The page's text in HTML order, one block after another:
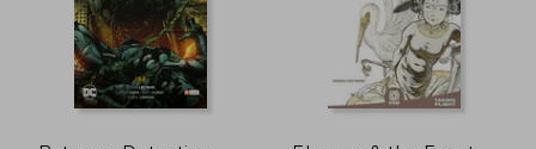
₡ 13.336